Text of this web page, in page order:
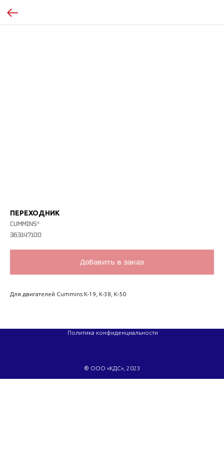
ПЕРЕХОДНИК
CUMMINS®
363147100
Добавить в заказ
Для двигателей Cummins K-19, K-38, K-50
® ООО «КДС», 2023
Политика конфиденциальности